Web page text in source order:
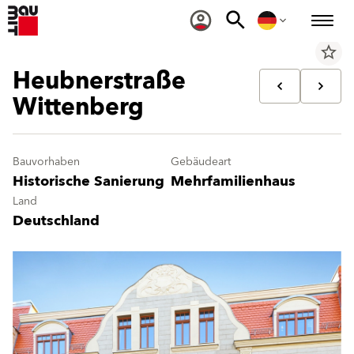
star_border
Heubnerstraße
Wittenberg
Bauvorhaben
Historische Sanierung
Gebäudeart
Mehrfamilienhaus
Land
Deutschland